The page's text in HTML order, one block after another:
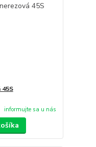
45S
informujte sa u nás